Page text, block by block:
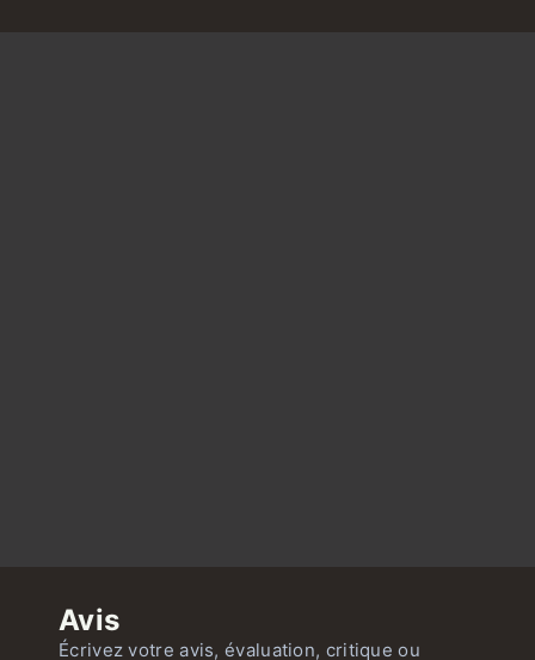
Avis
Écrivez votre avis, évaluation, critique ou